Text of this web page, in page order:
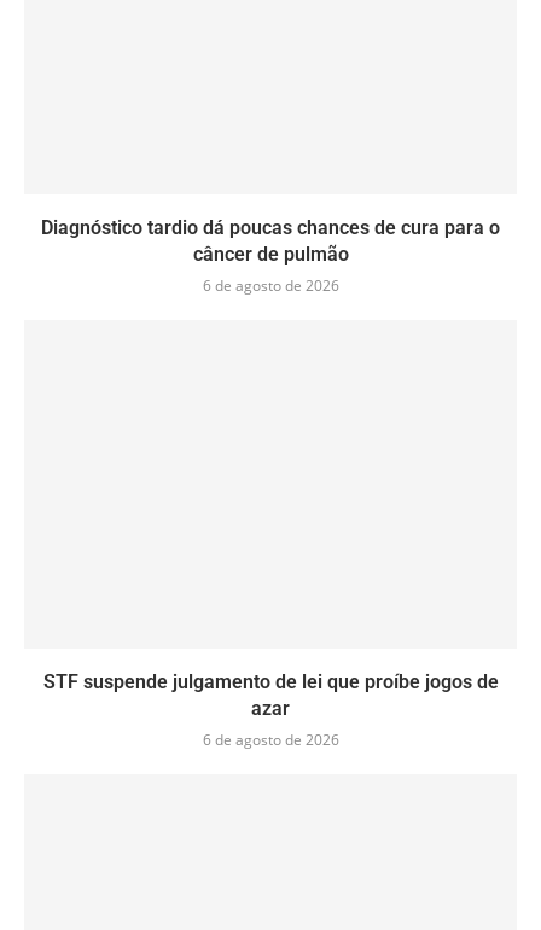
Diagnóstico tardio dá poucas chances de cura para o
câncer de pulmão
6 de agosto de 2026
STF suspende julgamento de lei que proíbe jogos de
azar
6 de agosto de 2026